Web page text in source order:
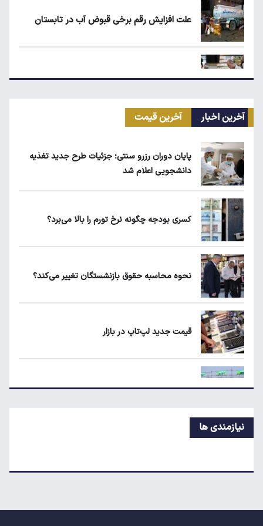
علت افزایش رقم برخی قبوض آب در تابستان
مرغ گران می‌شود
یارانه نقدی و کالابرگ این افراد حذف شد
لبنیات دوباره گران می‌شود؟
آخرین اخبار آخرین قیمت
پایان دوران رزرو سنتی؛ جزئیات طرح جدید تغذیه
دانشجویی اعلام شد
کسری بودجه چگونه نرخ تورم را بالا می‌برد؟
نحوه محاسبه حقوق بازنشستگان تغییر می‌کند؟
قیمت جدید لپ‌تاپ در بازار
قیمت جدید بلیط اتوبوس مشهد اعلام شد
نیازمندی ها